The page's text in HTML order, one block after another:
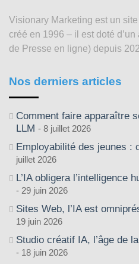
2003
Visionary Marketing est un
créé en 1996 – il est doté
de Presse en ligne) depuis
Nos derniers articles
Comment faire apparaître
LLM
8 juillet 2026
Employabilité des jeunes :
juillet 2026
L’IA obligera l’intelligence
29 juin 2026
Sites Web, l’IA est
19 juin 2026
Studio créatif IA, l’âge de
18 juin 2026